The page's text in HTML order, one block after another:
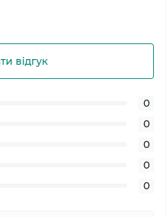
відгук
0
0
0
0
0